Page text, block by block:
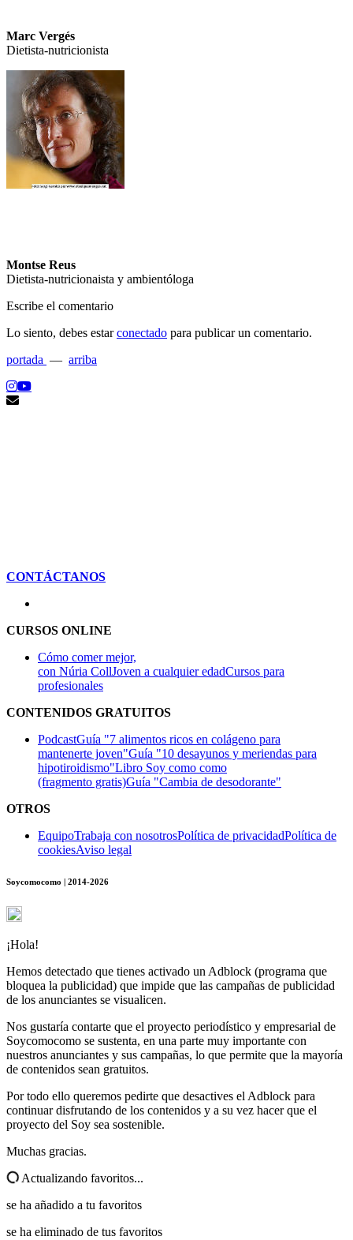
Marc Vergés
Dietista-nutricionista
Montse Reus
Dietista-nutricionaista y ambientóloga
Escribe el comentario
Lo siento, debes estarconectado para publicar un comentario.
portada — arriba
CONTÁCTANOS
CURSOS ONLINE
Cómo comer mejor,
con Núria CollJoven a cualquier edadCursos para
profesionales
CONTENIDOS GRATUITOS
PodcastGuía "7 alimentos ricos en colágeno para
mantenerte joven"Guía "10 desayunos y meriendas para
hipotiroidismo"Libro Soy como como
(fragmento gratis)Guía "Cambia de desodorante"
OTROS
EquipoTrabaja con nosotrosPolítica de privacidadPolítica de
cookiesAviso legal
Soycomocomo | 2014-2026
¡Hola!
Hemos detectado que tienes activado un Adblock (programa que
bloquea la publicidad) que impide que las campañas de publicidad
de los anunciantes se visualicen.
Nos gustaría contarte que el proyecto periodístico y empresarial de
Soycomocomo se sustenta, en una parte muy importante con
nuestros anunciantes y sus campañas, lo que permite que la mayoría
de contenidos sean gratuitos.
Por todo ello queremos pedirte que desactives el Adblock para
continuar disfrutando de los contenidos y a su vez hacer que el
proyecto del Soy sea sostenible.
Muchas gracias.
Actualizando favoritos...
se ha añadido a tu favoritos
se ha eliminado de tus favoritos